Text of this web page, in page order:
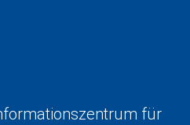
für